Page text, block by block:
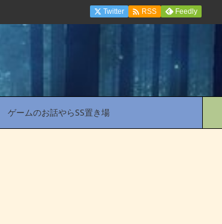
ゲームのお話やらSS置き場
Twitter  RSS Feedly